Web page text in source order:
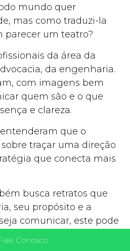
mundo quer
mas como traduzi-la
parecer um teatro?
da área da
da engenharia.
com imagens bem
quem são e o que
e clareza.
que o
traçar uma direção
que conecta mais
busca retratos que
seu propósito e a
comunicar, este pode
para começar. Por que
seus próprios limites?
Conosco